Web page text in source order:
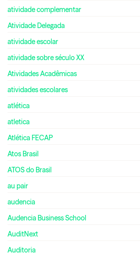
atividade complementar
Atividade Delegada
atividade escolar
atividade sobre século XX
Atividades Acadêmicas
atividades escolares
atlética
atletica
Atlética FECAP
Atos Brasil
ATOS do Brasil
au pair
audencia
Audencia Business School
AuditNext
Auditoria